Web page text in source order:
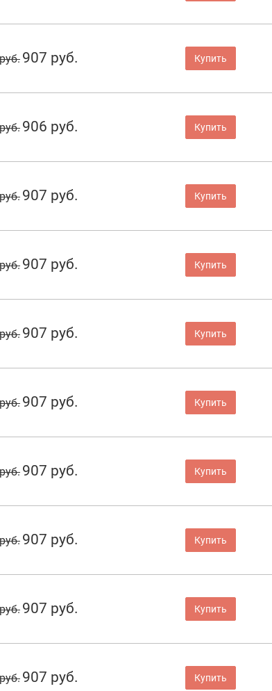
907 руб. Купить
906 руб. Купить
907 руб. Купить
907 руб. Купить
907 руб. Купить
907 руб. Купить
907 руб. Купить
907 руб. Купить
907 руб. Купить
907 руб. Купить